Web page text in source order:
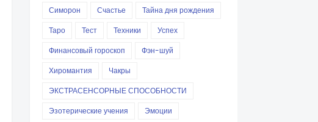
Симорон
Счастье
Тайна дня рождения
Таро
Тест Техники
Успех
Финансовый гороскоп
Фэн-шуй
Хиромантия
Чакры
ЭКСТРАСЕНСОРНЫЕ СПОСОБНОСТИ
Эзотерические учения
Эмоции